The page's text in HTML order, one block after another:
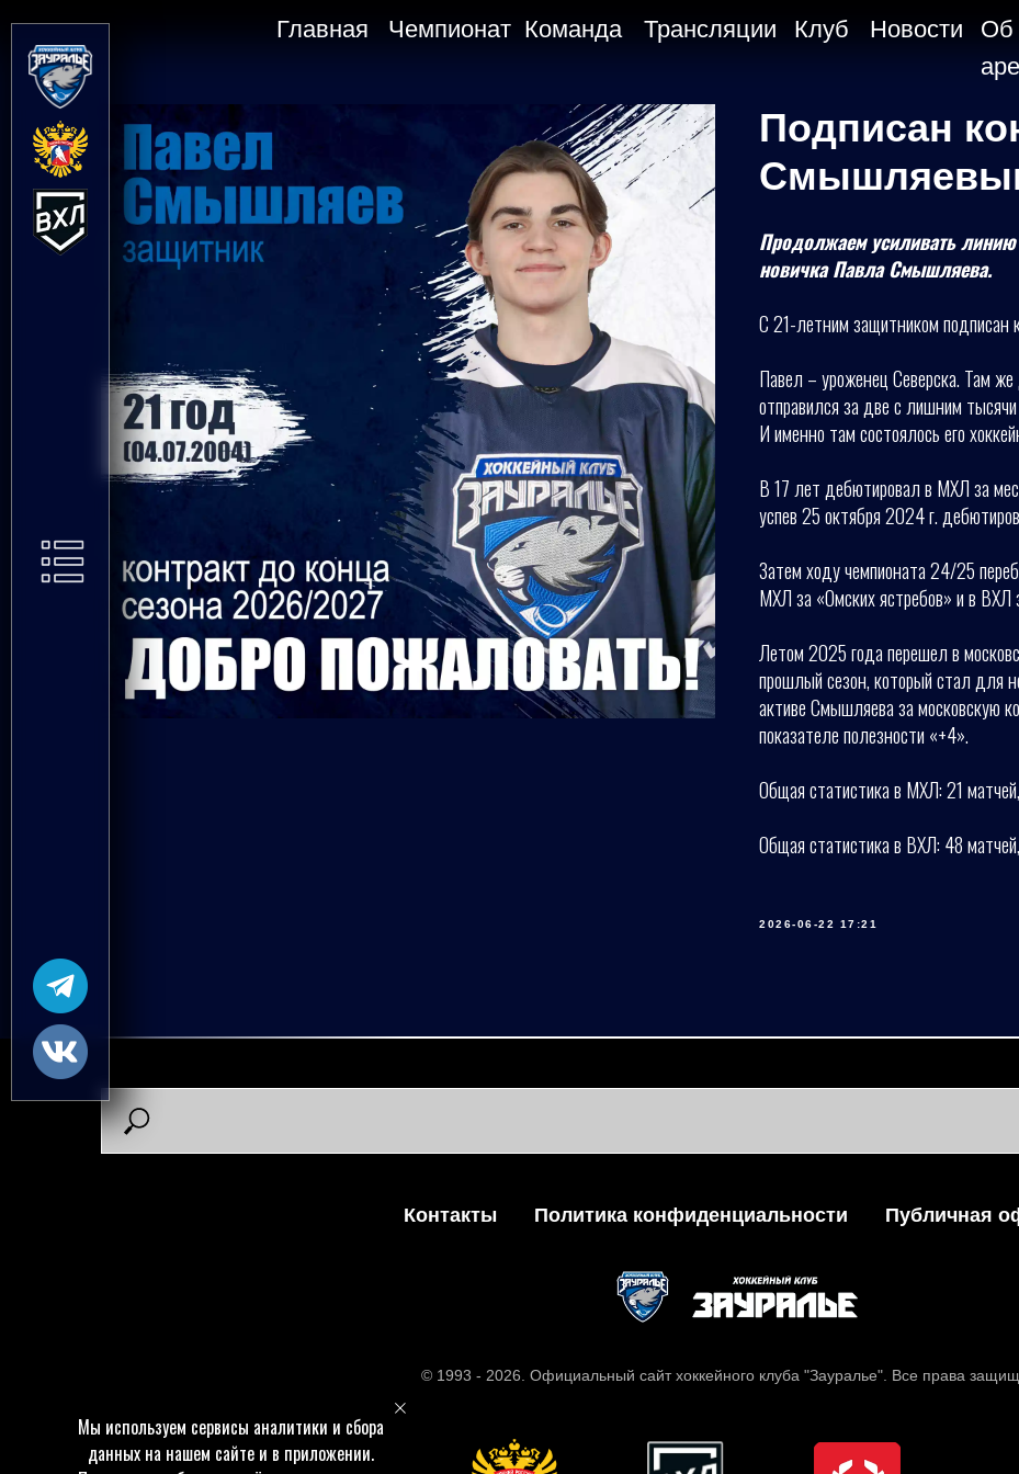
Главная Чемпионат Команда Трансляции Клуб Новости
Об
Мы используем сервисы аналитики и сбора
данных на нашем сайте и в приложении.
Подписан
Продолжаем усиливать
новичка Павла Смышляева.
С 21-летним защитником подписан
Павел – уроженец Северска. Там
отправился за две с лишним
И именно там состоялось его
В 17 лет дебютировал в МХЛ за
успев 25 октября 2024 г.
Затем ходу чемпионата 24/25
МХЛ за «Омских ястребов» и в ВХЛ
Летом 2025 года перешел в
прошлый сезон, который стал для
активе Смышляева за московскую
показателе полезности «+4».
Общая статистика в МХЛ: 21
Общая статистика в ВХЛ: 48
2026-06-22 17:21
Контакты Политика конфиденциальности Публичная
© 1993 - 2026. Официальный сайт хоккейного клуба "Зауралье". Все права